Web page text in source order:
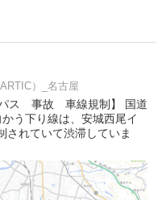
）_名古屋
ス 事故 車線規制】 国道
う下り線は、安城西尾イ
されていて渋滞していま